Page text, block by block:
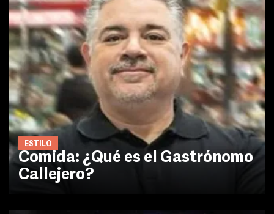
ESTILO
Comida: ¿Qué es el Gastrónomo
Callejero?